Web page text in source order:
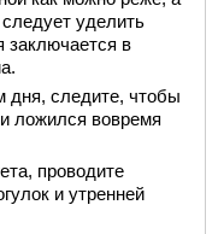
уделить
заключается в
дня, следите, чтобы
ложился вовремя
проводите
и утренней